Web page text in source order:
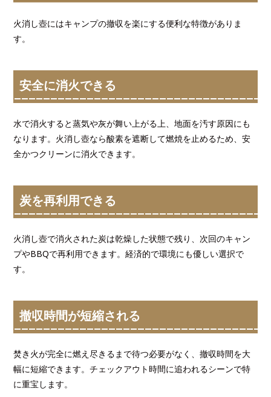
火消し壺にはキャンプの撤収を楽にする便利な特徴がありま
す。
安全に消火できる
水で消火すると蒸気や灰が舞い上がる上、地面を汚す原因にも
なります。火消し壺なら酸素を遮断して燃焼を止めるため、安
全かつクリーンに消火できます。
炭を再利用できる
火消し壺で消火された炭は乾燥した状態で残り、次回のキャン
プやBBQで再利用できます。経済的で環境にも優しい選択で
す。
撤収時間が短縮される
焚き火が完全に燃え尽きるまで待つ必要がなく、撤収時間を大
幅に短縮できます。チェックアウト時間に追われるシーンで特
に重宝します。